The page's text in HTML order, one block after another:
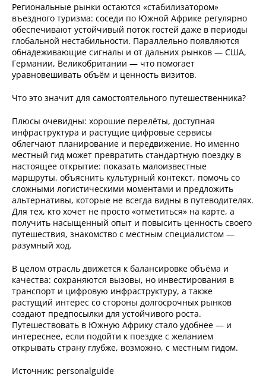
Региональные рынки остаются «стабилизатором»
въездного туризма: соседи по Южной Африке регулярно
обеспечивают устойчивый поток гостей даже в периоды
глобальной нестабильности. Параллельно появляются
обнадеживающие сигналы и от дальних рынков — США,
Германии, Великобритании — что помогает
уравновешивать объём и ценность визитов.
Что это значит для самостоятельного путешественника?
Плюсы очевидны: хорошие перелёты, доступная
инфраструктура и растущие цифровые сервисы
облегчают планирование и передвижение. Но именно
местный гид может превратить стандартную поездку в
настоящее открытие: показать малоизвестные
маршруты, объяснить культурный контекст, помочь со
сложными логистическими моментами и предложить
альтернативы, которые не всегда видны в путеводителях.
Для тех, кто хочет не просто «отметиться» на карте, а
получить насыщенный опыт и повысить ценность своего
путешествия, знакомство с местным специалистом —
разумный ход.
В целом отрасль движется к балансировке объёма и
качества: сохраняются вызовы, но инвестирования в
транспорт и цифровую инфраструктуру, а также
растущий интерес со стороны долгосрочных рынков
создают предпосылки для устойчивого роста.
Путешествовать в Южную Африку стало удобнее — и
интереснее, если подойти к поездке с желанием
открывать страну глубже, возможно, с местным гидом.
Источник: personalguide